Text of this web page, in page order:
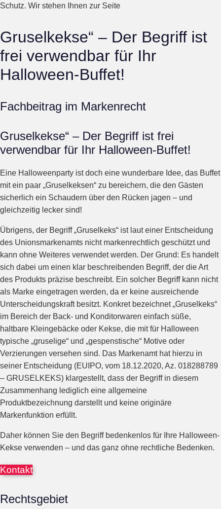
Schutz. Wir stehen Ihnen zur Seite
Gruselkekse“ – Der Begriff ist
frei verwendbar für Ihr
Halloween-Buffet!
Fachbeitrag im Markenrecht
Gruselkekse“ – Der Begriff ist frei
verwendbar für Ihr Halloween-Buffet!
Eine Halloweenparty ist doch eine wunderbare Idee, das Buffet
mit ein paar „Gruselkeksen“ zu bereichern, die den Gästen
sicherlich ein Schaudern über den Rücken jagen – und
gleichzeitig lecker sind!
Übrigens, der Begriff „Gruselkeks“ ist laut einer Entscheidung
des Unionsmarkenamts nicht markenrechtlich geschützt und
kann ohne Weiteres verwendet werden. Der Grund: Es handelt
sich dabei um einen klar beschreibenden Begriff, der die Art
des Produkts präzise beschreibt. Ein solcher Begriff kann nicht
als Marke eingetragen werden, da er keine ausreichende
Unterscheidungskraft besitzt. Konkret bezeichnet „Gruselkeks“
im Bereich der Back- und Konditorwaren einfach süße,
haltbare Kleingebäcke oder Kekse, die mit für Halloween
typische „gruselige“ und „gespenstische“ Motive oder
Verzierungen versehen sind. Das Markenamt hat hierzu in
seiner Entscheidung (EUIPO, vom 18.12.2020, Az. 018288789
– GRUSELKEKS) klargestellt, dass der Begriff in diesem
Zusammenhang lediglich eine allgemeine
Produktbezeichnung darstellt und keine originäre
Markenfunktion erfüllt.
Daher können Sie den Begriff bedenkenlos für Ihre Halloween-
Kekse verwenden – und das ganz ohne rechtliche Bedenken.
Kontakt
Rechtsgebiet